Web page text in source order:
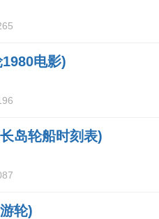
电影)
岛轮船时刻表)
轮)